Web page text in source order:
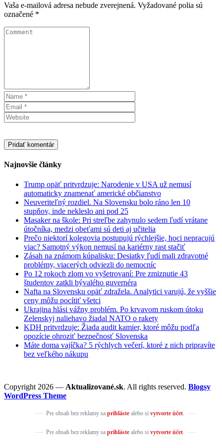
Vaša e-mailová adresa nebude zverejnená. Vyžadované polia sú
označené *
Najnovšie články
Trump opäť pritvrdzuje: Narodenie v USA už nemusí
automaticky znamenať americké občianstvo
Neuveriteľný rozdiel. Na Slovensku bolo ráno len 10
stupňov, inde nekleslo ani pod 25
Masaker na škole: Pri streľbe zahynulo sedem ľudí vrátane
útočníka, medzi obeťami sú deti aj učitelia
Prečo niektorí kolegovia postupujú rýchlejšie, hoci nepracujú
viac? Samotný výkon nemusí na kariérny rast stačiť
Zásah na známom kúpalisku: Desiatky ľudí mali zdravotné
problémy, viacerých odviezli do nemocníc
Po 12 rokoch zlom vo vyšetrovaní: Pre zmiznutie 43
študentov zatkli bývalého guvernéra
Nafta na Slovensku opäť zdražela. Analytici varujú, že vyššie
ceny môžu pocítiť všetci
Ukrajina hlási vážny problém. Po krvavom ruskom útoku
Zelenskyj naliehavo žiadal NATO o rakety
KDH pritvrdzuje: Žiada audit kamier, ktoré môžu podľa
opozície ohroziť bezpečnosť Slovenska
Máte doma vajíčka? 5 rýchlych večerí, ktoré z nich pripravíte
bez veľkého nákupu
Copyright 2026 — Aktualizované.sk. All rights reserved. Blogsy
WordPress Theme
Pre obsah bez reklamy sa prihlástealebo si vytvorte účet.